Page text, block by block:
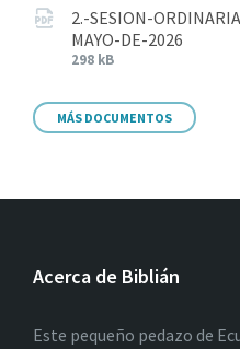
2.-SESION-
MAYO-DE-2026
298 kB
MÁS DOCUMENTOS
Acerca de Biblián
Este pequeño pedazo de